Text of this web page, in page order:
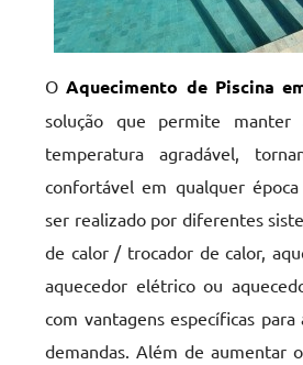
OAquecimento de Piscina
solução que permite
temperatura agradável,
confortável em qualquer
ser realizado por diferentes
de calor / trocador de calor,
aquecedor elétrico ou
com vantagens específicas
demandas. Além de aumentar